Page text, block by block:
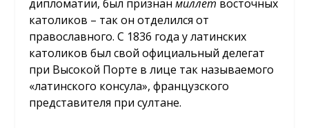
дипломатии, был признанмиллет восточных
католиков – так он отделился от
православного. С 1836 года у латинских
католиков был свой официальный делегат
при Высокой Порте в лице так называемого
«латинского консула», французского
представителя при султане.